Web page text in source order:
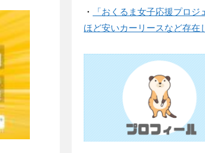
・
「おくるま女子応援プロジ
ほど安いカーリースなど存在